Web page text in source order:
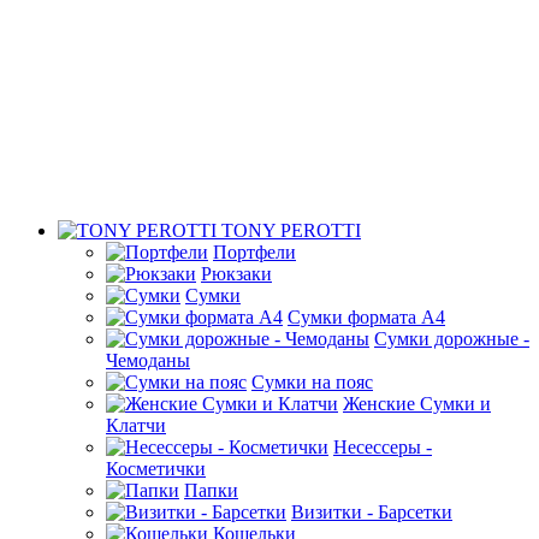
TONY PEROTTI
Портфели
Рюкзаки
Сумки
Сумки формата А4
Сумки дорожные -
Чемоданы
Сумки на пояс
Женские Сумки и
Клатчи
Несессеры -
Косметички
Папки
Визитки - Барсетки
Кошельки